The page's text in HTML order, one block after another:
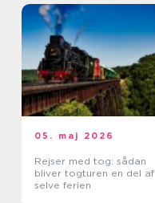
05. maj 2026
Rejser med tog: sådan
bliver togturen en del af
selve ferien